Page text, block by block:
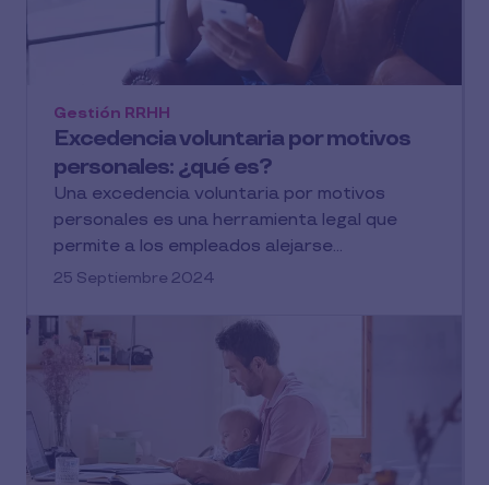
Excedencia voluntaria por motivos
personales: ¿qué es?
Gestión RRHH
Una excedencia voluntaria por motivos
personales es una herramienta legal que
permite a los empleados alejarse...
25 Septiembre 2024